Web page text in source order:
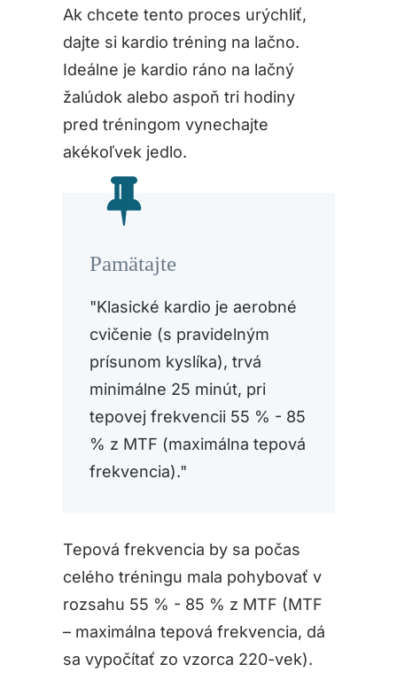
Ak chcete tento proces urýchliť,
dajte si kardio tréning na lačno.
Ideálne je kardio ráno na lačný
žalúdok alebo aspoň tri hodiny
pred tréningom vynechajte
akékoľvek jedlo.
Pamätajte
"Klasické kardio je aerobné
cvičenie (s pravidelným
prísunom kyslíka), trvá
minimálne 25 minút, pri
tepovej frekvencii 55 % - 85
% z MTF (maximálna tepová
frekvencia)."
Tepová frekvencia by sa počas
celého tréningu mala pohybovať v
rozsahu 55 % - 85 % z MTF (MTF
– maximálna tepová frekvencia, dá
sa vypočítať zo vzorca 220-vek).